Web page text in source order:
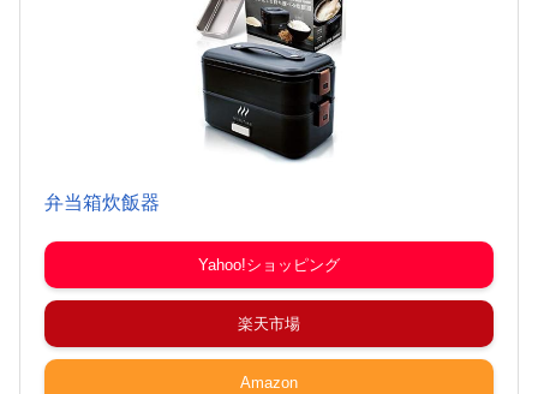
弁当箱炊飯器
Yahoo!ショッピング
楽天市場
Amazon